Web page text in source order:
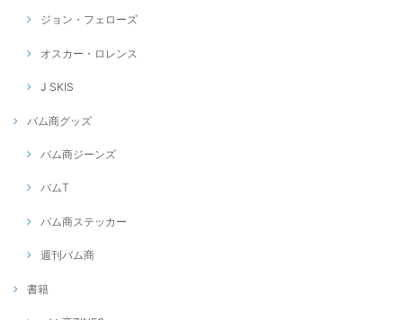
ジョン・フェローズ
オスカー・ロレンス
J SKIS
バム商グッズ
バム商ジーンズ
バムT
バム商ステッカー
週刊バム商
書籍